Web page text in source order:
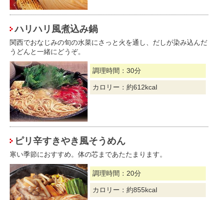
ハリハリ風煮込み鍋
関西でおなじみの旬の水菜にさっと火を通し、だしが染み込んだ
うどんと一緒にどうぞ。
調理時間：30分
カロリー：約612kcal
ピリ辛すきやき風そうめん
寒い季節におすすめ。体の芯まであたたまります。
調理時間：20分
カロリー：約855kcal